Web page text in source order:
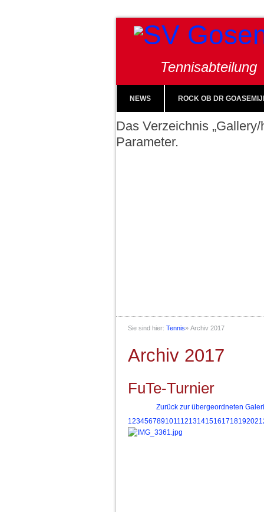
Tennisabteilung
NEWS ROCK OB DR
Das Verzeichnis
Parameter.
Sie sind hier: Tennis» Archiv 2017
Archiv 2017
FuTe-Turnier
Zurück zur übergeordneten
123456789101112131415161718192021